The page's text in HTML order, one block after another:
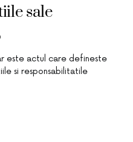
sale
este actul care defineste
si responsabilitatile